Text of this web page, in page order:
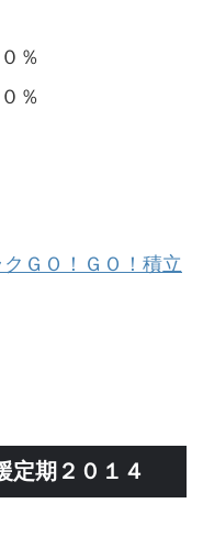
％
％
ＧＯ！ＧＯ！積立
期２０１４